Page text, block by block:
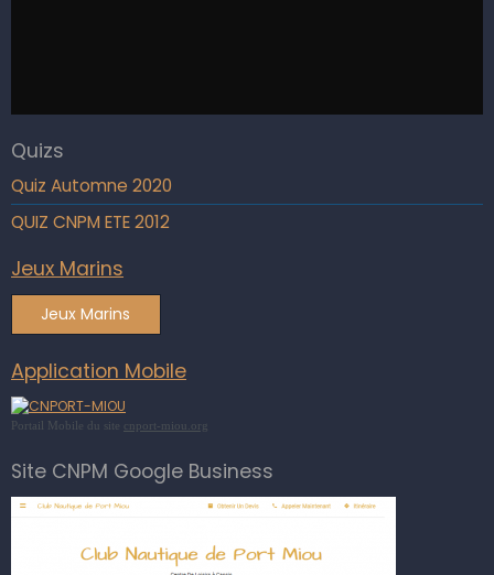
Quizs
Quiz Automne 2020
QUIZ CNPM ETE 2012
Jeux Marins
Jeux Marins
Application Mobile
Portail Mobile du site cnport-miou.org
Site CNPM Google Business